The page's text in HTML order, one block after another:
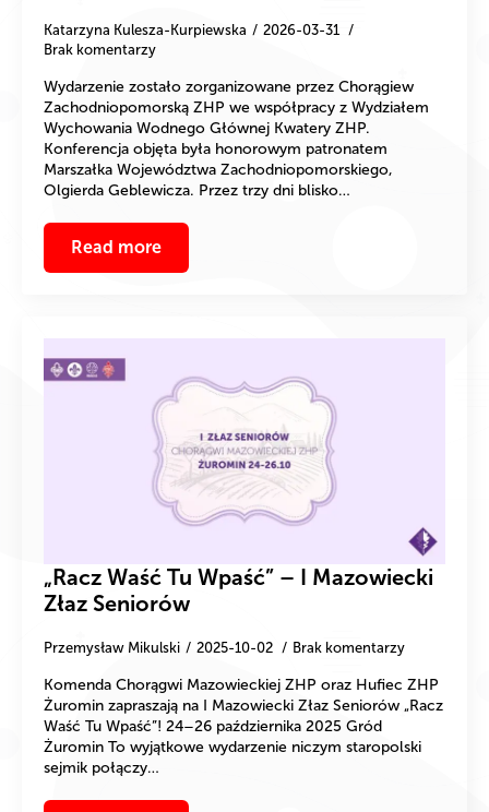
Katarzyna Kulesza-Kurpiewska
2026-03-31
Brak komentarzy
Wydarzenie zostało zorganizowane przez Chorągiew
Zachodniopomorską ZHP we współpracy z Wydziałem
Wychowania Wodnego Głównej Kwatery ZHP.
Konferencja objęta była honorowym patronatem
Marszałka Województwa Zachodniopomorskiego,
Olgierda Geblewicza. Przez trzy dni blisko…
Read more
„Racz Waść Tu Wpaść” – I Mazowiecki
Złaz Seniorów
Przemysław Mikulski 2025-10-02 Brak komentarzy
Komenda Chorągwi Mazowieckiej ZHP oraz Hufiec ZHP
Żuromin zapraszają na I Mazowiecki Złaz Seniorów „Racz
Waść Tu Wpaść”! 24–26 października 2025 Gród
Żuromin To wyjątkowe wydarzenie niczym staropolski
sejmik połączy…